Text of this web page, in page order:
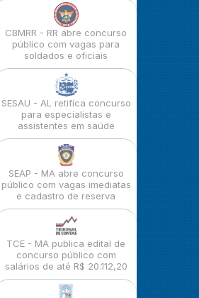
CBMRR - RR abre concurso
público com vagas para
soldados e oficiais
SESAU - AL retifica concurso
para especialistas e
assistentes em saúde
SEAP - MA abre concurso
público com vagas imediatas
e cadastro de reserva
TCE - MA publica edital de
concurso público com
salários de até R$ 20.112,20